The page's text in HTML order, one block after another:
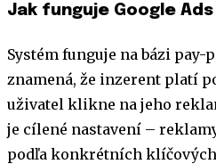
Jak funguje Google Ads
Systém funguje na bázi pay-
znamená, že inzerent platí
uživatel klikne na jeho
je cílené nastavení –
podľa konkrétních klíčových